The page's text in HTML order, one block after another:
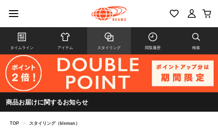
タイムライン アイテム スタイリング 閲覧履歴 検索
商品お届けに関するお知らせ
TOP > スタイリング（kleman）